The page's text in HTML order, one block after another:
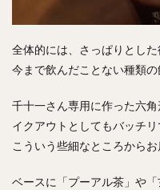
全体的には、さっぱりとし
今まで飲んだことない種類の
千十一さん専用に作った六
イクアウトとしてもバッチリ
こういう些細なところからお
ベースに「プーアル茶」や